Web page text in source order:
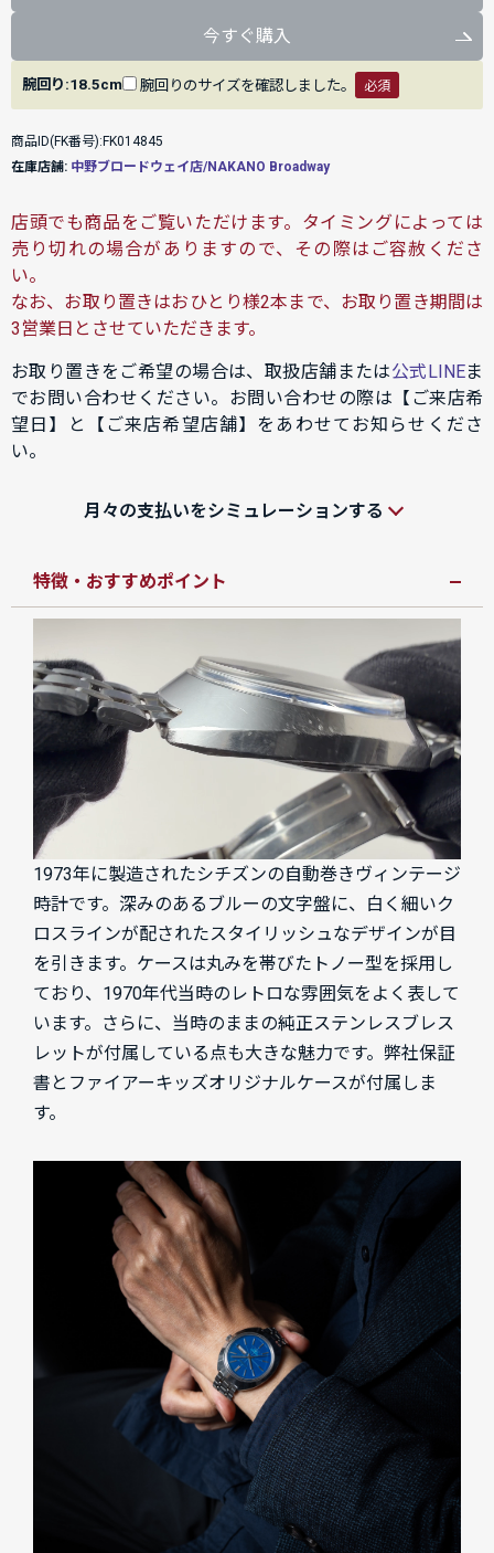
今すぐ購入
腕回り:18.5cm 腕回りのサイズを確認しました。 必須
商品ID(FK番号):FK014845
在庫店舗: 中野ブロードウェイ店/NAKANO Broadway
店頭でも商品をご覧いただけます。タイミングによっては
売り切れの場合がありますので、その際はご容赦くださ
い。
なお、お取り置きはおひとり様2本まで、お取り置き期間は
3営業日とさせていただきます。
お取り置きをご希望の場合は、取扱店舗または公式LINEま
でお問い合わせください。お問い合わせの際は【ご来店希
望日】と【ご来店希望店舗】をあわせてお知らせくださ
い。
月々の支払いをシミュレーションする
特徴・おすすめポイント
1973年に製造されたシチズンの自動巻きヴィンテージ
時計です。深みのあるブルーの文字盤に、白く細いク
ロスラインが配されたスタイリッシュなデザインが目
を引きます。ケースは丸みを帯びたトノー型を採用し
ており、1970年代当時のレトロな雰囲気をよく表して
います。さらに、当時のままの純正ステンレスブレス
レットが付属している点も大きな魅力です。弊社保証
書とファイアーキッズオリジナルケースが付属しま
す。